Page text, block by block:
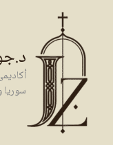
المحتوى
سوريا